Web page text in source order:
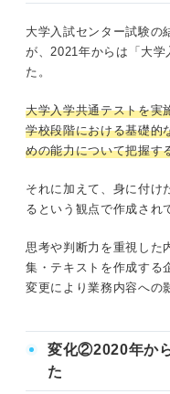
大学入試センター試験の
が、2021年からは「大学
た。
大学入学共通テストを実
学校段階における基礎的
めの能力について把握す
それに加えて、身に付け
るという観点で作成され
思考や判断力を重視した
集・テキストを作成する
変更により業務内容への
変化②2020年か
た